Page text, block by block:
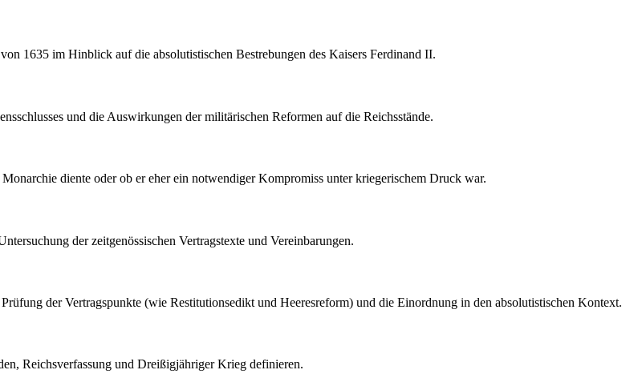
1635 im Hinblick auf die absolutistischen Bestrebungen des Kaisers Ferdinand II.
und die Auswirkungen der militärischen Reformen auf die Reichsstände.
diente oder ob er eher ein notwendiger Kompromiss unter kriegerischem Druck war.
der zeitgenössischen Vertragstexte und Vereinbarungen.
der Vertragspunkte (wie Restitutionsedikt und Heeresreform) und die Einordnung in den absolutistischen Kontext.
Reichsverfassung und Dreißigjähriger Krieg definieren.